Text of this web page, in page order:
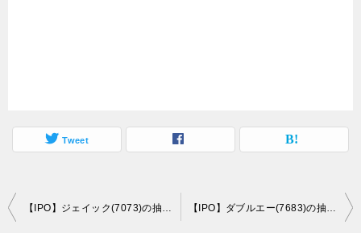
Tweet
投
【IPO】ジェイック(7073)の抽選結果（当選、落選情報） 【IPO】ダブルエー(7683)の抽選結果（当選、落選情報）